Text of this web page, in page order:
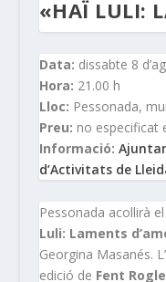
«HAÏ LULI:
Data: dissabte 8
Hora: 21.00 h
Lloc: Pessonada,
Preu: no especificat
Informació:
d’Activitats de
Pessonada acollirà
Luli: Laments
Georgina Masanés.
edició de Fent Rogle